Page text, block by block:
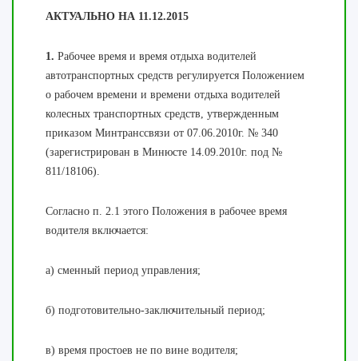
АКТУАЛЬНО НА 11.12.2015
1. Рабочее время и время отдыха водителей
автотранспортных средств регулируется Положением
о рабочем времени и времени отдыха водителей
колесных транспортных средств, утвержденным
приказом Минтранссвязи от 07.06.2010г. № 340
(зарегистрирован в Минюсте 14.09.2010г. под №
811/18106).
Согласно п. 2.1 этого Положения в рабочее время
водителя включается:
а) сменный период управления;
б) подготовительно-заключительный период;
в) время простоев не по вине водителя;